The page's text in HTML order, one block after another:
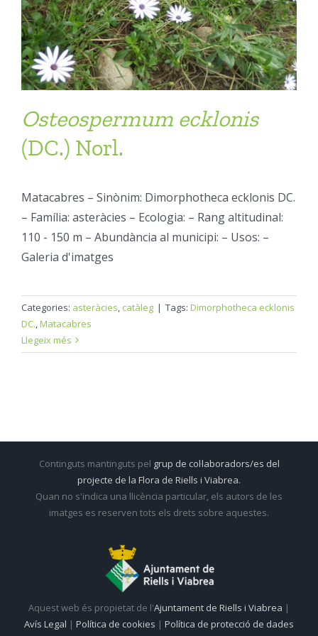
Osteospermum ecklonis
(DC.) Norl.
Matacabres – Sinònim: Dimorphotheca ecklonis DC.
– Família: asteràcies – Ecologia: – Rang altitudinal:
110 - 150 m – Abundància al municipi: – Usos: –
Galeria d'imatges
Categories: asteràcies, catàleg | Tags: Dimorphotheca ecklonis
DC.,Matacabres
Llegeix més
Continguts mantinguts pel grup de col·laboradors/es del
projecte de la Flora de Riells i Viabrea.
Quan no s'indica una llicència particular, els autors de les
imatges es reserven tots els drets sobre aquestes.
Aquest web és propietat de l'Ajuntament de Riells i Viabrea |
Avís Legal | Política de cookies | Política de protecció de dades